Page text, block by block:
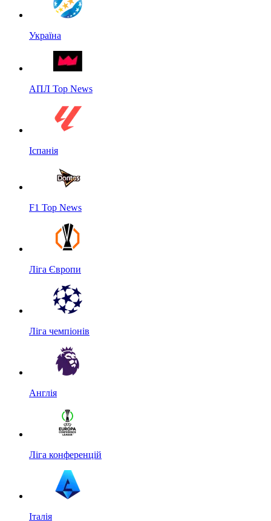
Україна
АПЛ Top News
Іспанія
F1 Top News
Ліга Європи
Ліга чемпіонів
Англія
Ліга конференцій
Італія